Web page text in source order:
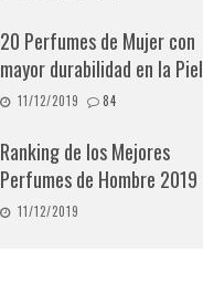
20 Perfumes de Mujer con
mayor durabilidad en la Piel
11/12/2019 84
Ranking de los Mejores
Perfumes de Hombre 2019
11/12/2019